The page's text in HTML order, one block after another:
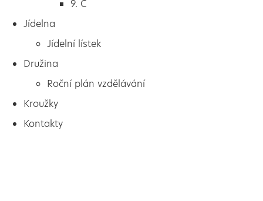
9. C
Jídelna
Jídelní lístek
Družina
Roční plán vzdělávání
Kroužky
Kontakty